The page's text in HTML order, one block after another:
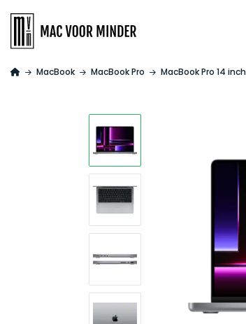
MacBook MacBook Pro MacBook Pro 14 inch